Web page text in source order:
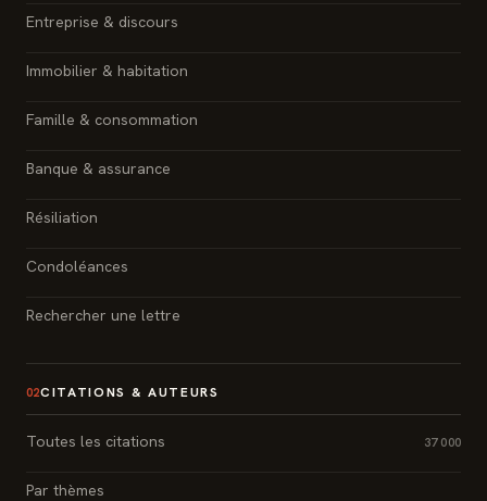
Entreprise & discours
Immobilier & habitation
Famille & consommation
Banque & assurance
Résiliation
Condoléances
Rechercher une lettre
02CITATIONS & AUTEURS
Toutes les citations 37 000
Par thèmes